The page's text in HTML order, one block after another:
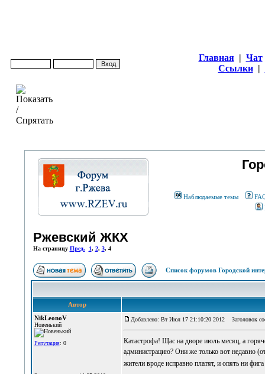
Главная | Чат
Ссылки |
Наблюдаемые темы
Ржевский ЖКХ
На страницу Пред. 1, 2, 3, 4
Список форумов Городской
Автор
NikLeonoV
Новенький
Репутация: 0
Добавлено: Вт Июл 17 21:10:20 2012 Заголовок
Катастрофа! Щас на дворе июль месяц, а
администрацию? Они же только вот недавно
жители вроде исправно платят, и опять ни